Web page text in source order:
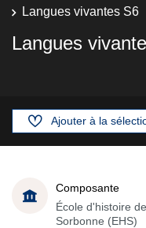
Langues vivantes S6
Langues
Ajouter à la
Composante
École d'histoire
Sorbonne (EHS)